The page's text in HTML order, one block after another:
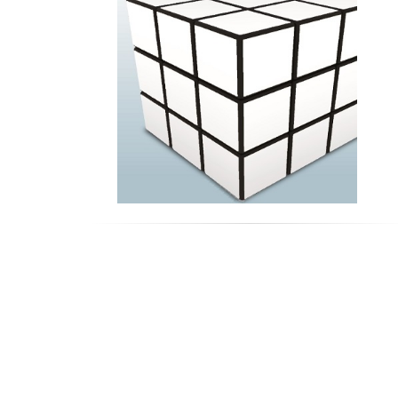
Edile, costruzioni e grandi opere
Commercio all'ingrosso e servizi connessi
Grande distribuzione, distribuzione organizzata e
servizi connessi
Alberghi e ristoranti
Trasporti
Turismo
Telecomunicazioni (servizi)
Banche e parabancario